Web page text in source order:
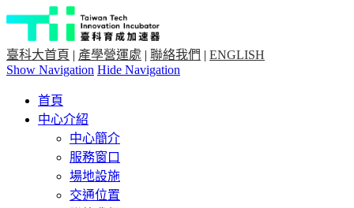
臺科大首頁 | 產學營運處 | 聯絡我們 | ENGLISH
Show Navigation Hide Navigation
首頁
中心介紹
中心簡介
服務窗口
場地設施
交通位置